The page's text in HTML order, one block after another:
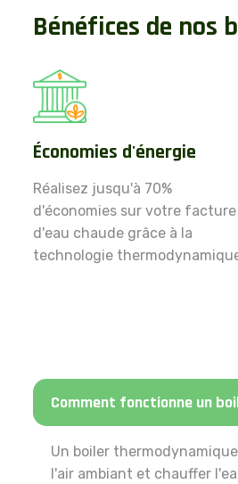
Bénéfices de nos b
Économies d'énergie
Réalisez jusqu'à 70%
d'économies sur votre facture
d'eau chaude grâce à la
technologie
Comment fonctionne un
Un boiler
l'air ambiant et chauffer